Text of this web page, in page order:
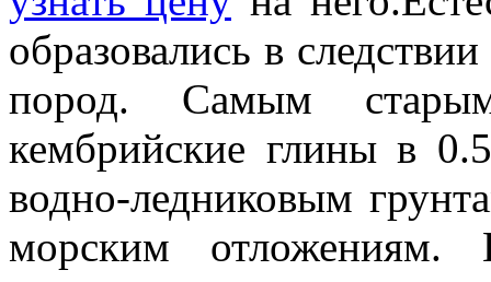
образовались в
пород. Самым
кембрийские глины в
водно-ледниковым
морским отложениям.